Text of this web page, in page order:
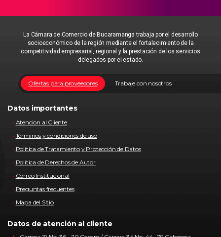
La Cámara de Comercio de Bucaramanga trabaja por el desarrollo
socioeconómico de la región mediante el fortalecimiento de la
competitividad empresarial, regional y la prestación de los servicios
delegados por el estado.
Trabaje con nosotros
Ofertas para proveedores
Datos importantes
Atencion al Cliente
Términos y condiciones de uso
Política de Tratamiento y Protección de Datos
Política de Derechos de Autor
Correo Institucional
Preguntas frecuentes
Mapa del Sitio
Datos de atención al cliente